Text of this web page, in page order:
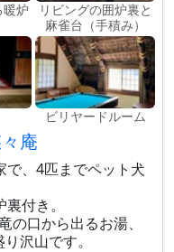
暖炉
リビングの囲炉裏と
麻雀台（手積み）
ビリヤードルーム
庵
で、4匹までペット犬
付き。
の口から出るお湯、
沢山です。